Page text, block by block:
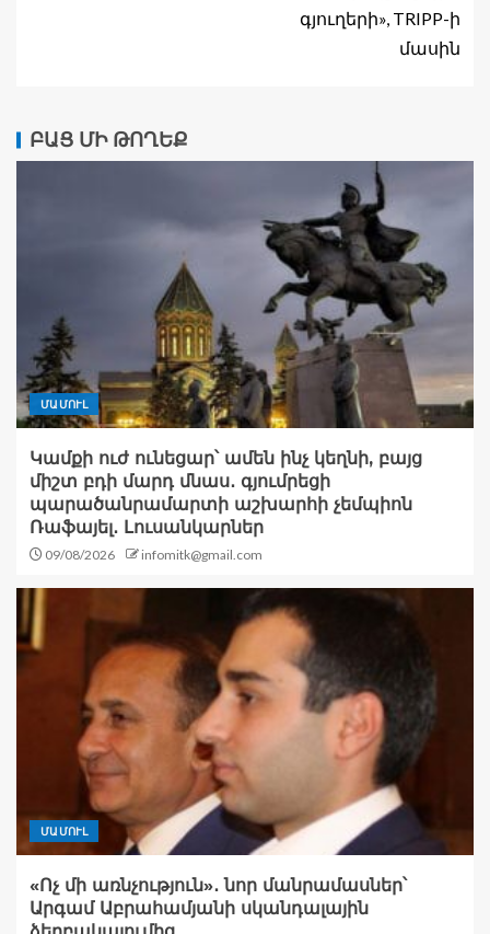
գյուղերի», TRIPP-ի
մասին
ԲԱՑ ՄԻ ԹՈՂԵՔ
ՄԱՄՈՒԼ
Կամքի ուժ ունեցար՝ ամեն ինչ կեղնի, բայց
միշտ բդի մարդ մնաս․ գյումրեցի
պարածանրամարտի աշխարհի չեմպիոն
Ռաֆայել․ Լուսանկարներ
09/08/2026 infomitk@gmail.com
ՄԱՄՈՒԼ
«Ոչ մի առնչություն»․ նոր մանրամասներ՝
Արգամ Աբրահամյանի սկանդալային